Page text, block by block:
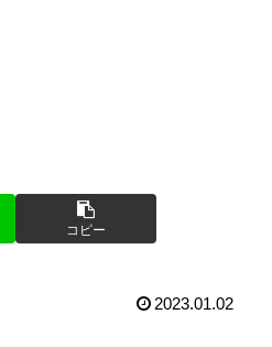
コピー
2023.01.02